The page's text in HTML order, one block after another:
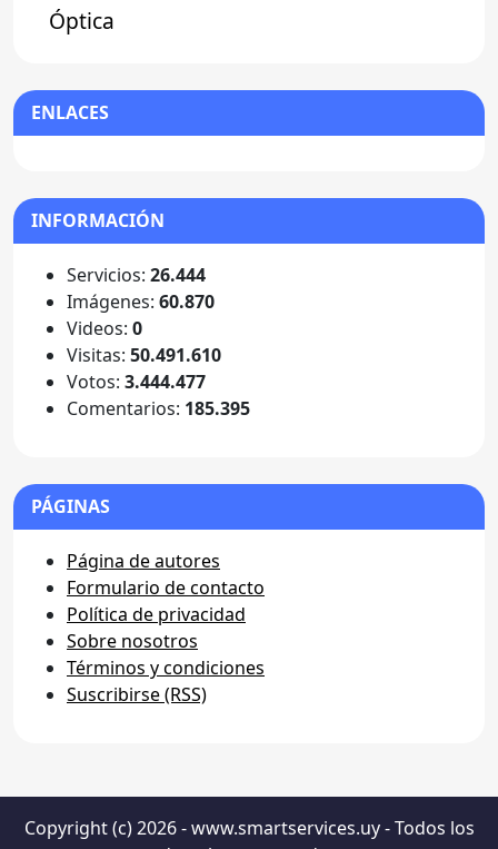
Óptica
ENLACES
INFORMACIÓN
Servicios: 26.444
Imágenes: 60.870
Videos: 0
Visitas: 50.491.610
Votos: 3.444.477
Comentarios: 185.395
PÁGINAS
Página de autores
Formulario de contacto
Política de privacidad
Sobre nosotros
Términos y condiciones
Suscribirse (RSS)
Copyright (c) 2026 - www.smartservices.uy - Todos los